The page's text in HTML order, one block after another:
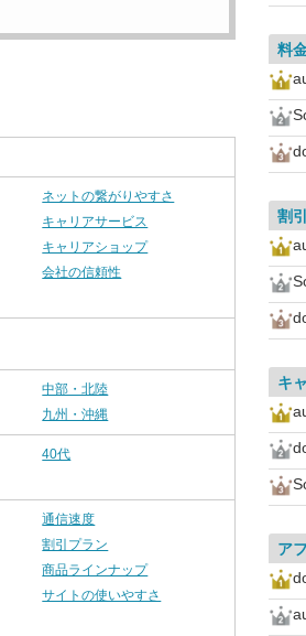
ネットの繋がりやすさ
キャリアサービス
キャリアショップ
会社の信頼性
中部・北陸
九州・沖縄
40代
通信速度
割引プラン
商品ラインナップ
サイトの使いやすさ
料
割
キ
ア